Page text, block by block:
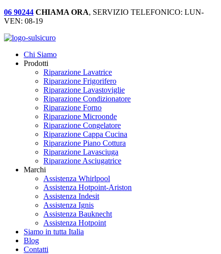
06 90244 CHIAMA ORA, SERVIZIO TELEFONICO: LUN-
VEN: 08-19
Chi Siamo
Prodotti
Riparazione Lavatrice
Riparazione Frigorifero
Riparazione Lavastoviglie
Riparazione Condizionatore
Riparazione Forno
Riparazione Microonde
Riparazione Congelatore
Riparazione Cappa Cucina
Riparazione Piano Cottura
Riparazione Lavasciuga
Riparazione Asciugatrice
Marchi
Assistenza Whirlpool
Assistenza Hotpoint-Ariston
Assistenza Indesit
Assistenza Ignis
Assistenza Bauknecht
Assistenza Hotpoint
Siamo in tutta Italia
Blog
Contatti